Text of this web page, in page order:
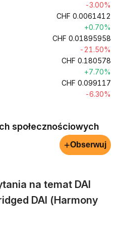
-3.00%
CHF 0.0061412
+0.70%
CHF 0.01895958
-21.50%
CHF 0.180578
+7.70%
CHF 0.099117
-6.30%
społecznościowych
+Obserwuj
na temat DAI
DAI (Harmony